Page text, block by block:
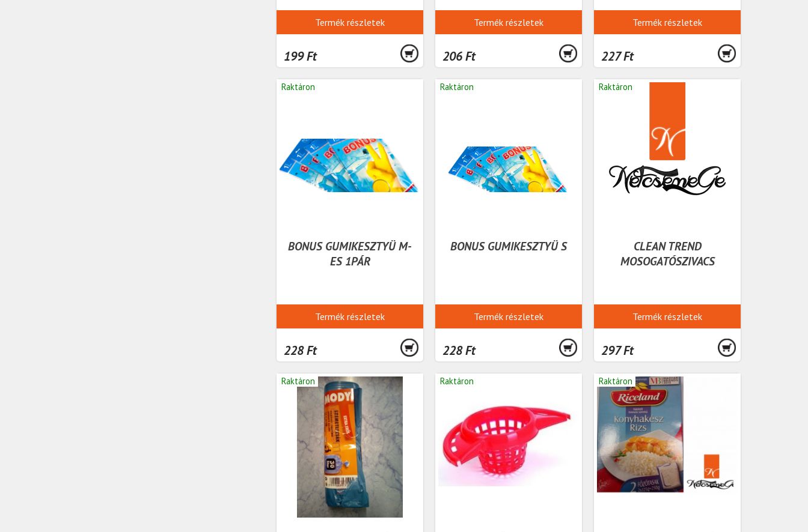
Termék részletek
199 Ft
Termék részletek
206 Ft
Termék részletek
227 Ft
Raktáron
BONUS GUMIKESZTYÜ M-
ES 1PÁR
Termék részletek
228 Ft
Raktáron
BONUS GUMIKESZTYÜ S
Termék részletek
228 Ft
Raktáron
CLEAN TREND
MOSOGATÓSZIVACS
Termék részletek
297 Ft
Raktáron Raktáron Raktáron